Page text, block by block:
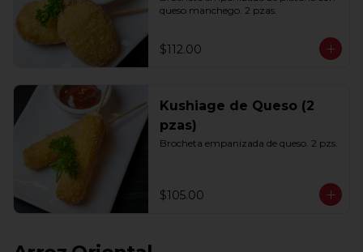
queso manchego. 2 pzas.
$112.00
Kushiage de Queso (2
pzas)
Brocheta empanizada de queso. 2 pzs.
$105.00